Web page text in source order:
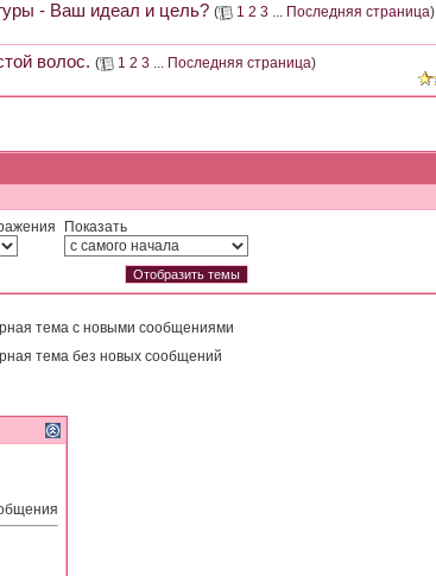
- Ваш идеал и цель? ( 1 2 3 ... Последняя страница)
волос. ( 1 2 3 ... Последняя страница)
Показать
тема с новыми сообщениями
тема без новых сообщений